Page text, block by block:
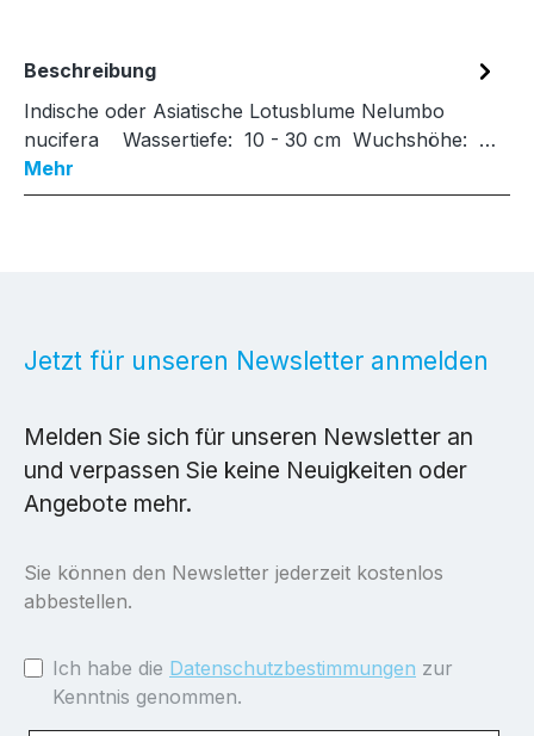
Beschreibung
Indische oder Asiatische Lotusblume Nelumbo
nucifera Wassertiefe: 10 - 30 cm Wuchshöhe: …
Mehr
Jetzt für unseren Newsletter anmelden
Melden Sie sich für unseren Newsletter an
und verpassen Sie keine Neuigkeiten oder
Angebote mehr.
Sie können den Newsletter jederzeit kostenlos
abbestellen.
Ich habe die Datenschutzbestimmungen zur
Kenntnis genommen.